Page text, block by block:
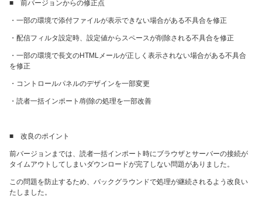
■ 前バージョンからの修正点
・一部の環境で添付ファイルが表示できない場合がある不具合を修正
・配信フィルタ設定時、設定値からスペースが削除される不具合を修正
・一部の環境で長文のHTMLメールが正しく表示されない場合がある不具合
を修正
・コントロールパネルのデザインを一部変更
・読者一括インポート/削除の処理を一部改善
■ 改良のポイント
前バージョンまでは、読者一括インポート時にブラウザとサーバーの接続が
タイムアウトしてしまいダウンロードが完了しない問題がありました。
この問題を防止するため、バックグラウンドで処理が継続されるよう改良い
たしました。